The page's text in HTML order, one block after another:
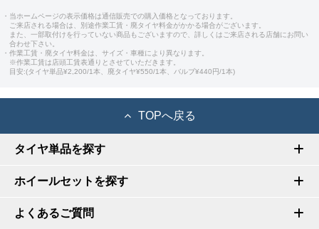
・当ホームページの表示価格は通信販売での購入価格となっております。
ご来店される場合は、別途作業工賃・廃タイヤ料金がかかる場合がございます。
また、一部取付けを行っていない商品もございますので、詳しくはご来店される店舗にお問い
合わせ下さい。
・作業工賃・廃タイヤ料金は、サイズ・車種により異なります。
※作業工賃は店頭工賃表通りとさせていただきます。
目安:(タイヤ単品¥2,200/1本、廃タイヤ¥550/1本、バルブ¥440円/1本)
TOPへ戻る
タイヤ単品を探す
ホイールセットを探す
よくあるご質問